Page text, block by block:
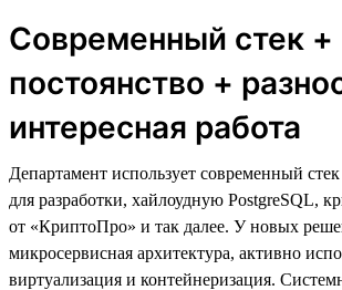
Современный стек +
постоянство +
интересная работа
Департамент использует современный
для разработки, хайлоудную PostgreSQL,
от «КриптоПро» и так далее. У новых
микросервисная архитектура, активно
виртуализация и контейнеризация.